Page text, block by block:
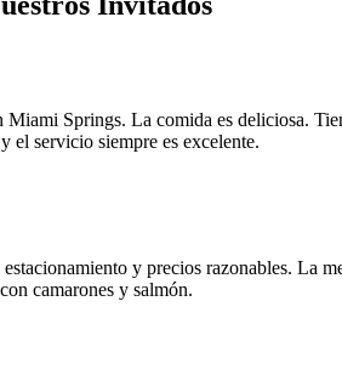
Springs. La comida es deliciosa.
el servicio siempre es excelente.
y precios razonables. La
camarones y salmón.